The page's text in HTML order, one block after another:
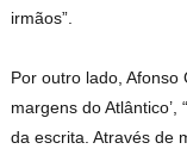
irmãos”.
Por outro lado, Afonso
margens do
da escrita. Através de